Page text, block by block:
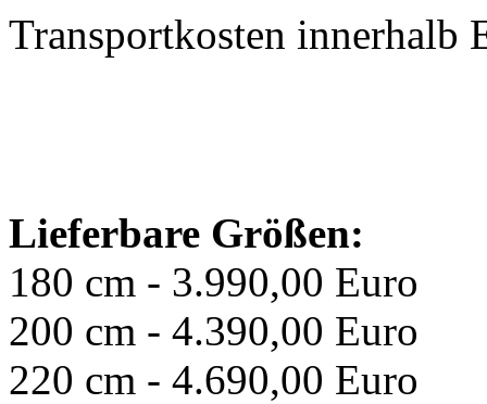
Transportkosten innerhalb
Lieferbare Größen:
180 cm - 3.990,00 Euro
200 cm - 4.390,00 Euro
220 cm - 4.690,00 Euro